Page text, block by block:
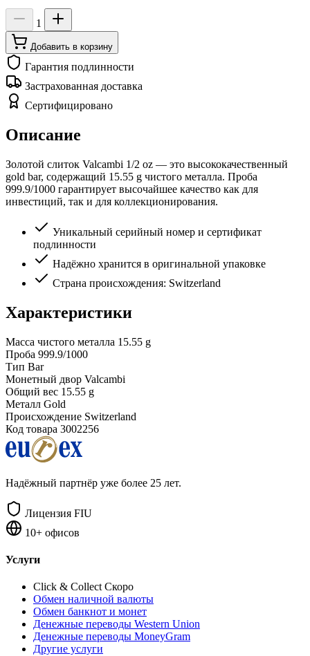
1
Добавить в корзину
Гарантия подлинности
Застрахованная доставка
Сертифицировано
Описание
Золотой слиток Valcambi 1/2 oz — это высококачественный
gold bar, содержащий 15.55 g чистого металла. Проба
999.9/1000 гарантирует высочайшее качество как для
инвестиций, так и для коллекционирования.
Уникальный серийный номер и сертификат
подлинности
Надёжно хранится в оригинальной упаковке
Страна происхождения: Switzerland
Характеристики
Масса чистого металла 15.55 g
Проба 999.9/1000
Тип Bar
Монетный двор Valcambi
Общий вес 15.55 g
Металл Gold
Происхождение Switzerland
Код товара 3002256
Надёжный партнёр уже более 25 лет.
Лицензия FIU
10+ офисов
Услуги
Click & Collect Скоро
Обмен наличной валюты
Обмен банкнот и монет
Денежные переводы Western Union
Денежные переводы MoneyGram
Другие услуги